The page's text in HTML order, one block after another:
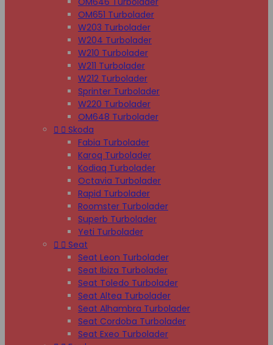
OM651 Turbolader
W203 Turbolader
W204 Turbolader
W210 Turbolader
W211 Turbolader
W212 Turbolader
Sprinter Turbolader
W220 Turbolader
OM648 Turbolader
  Skoda
Fabia Turbolader
Karoq Turbolader
Kodiaq Turbolader
Octavia Turbolader
Rapid Turbolader
Roomster Turbolader
Superb Turbolader
Yeti Turbolader
  Seat
Seat Leon Turbolader
Seat Ibiza Turbolader
Seat Toledo Turbolader
Seat Altea Turbolader
Seat Alhambra Turbolader
Seat Cordoba Turbolader
Seat Exeo Turbolader